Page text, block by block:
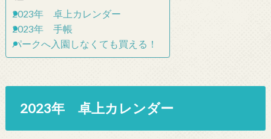
2023年 卓上カレンダー
2023年 手帳
パークへ入園しなくても買える！
2023年 卓上カレンダー